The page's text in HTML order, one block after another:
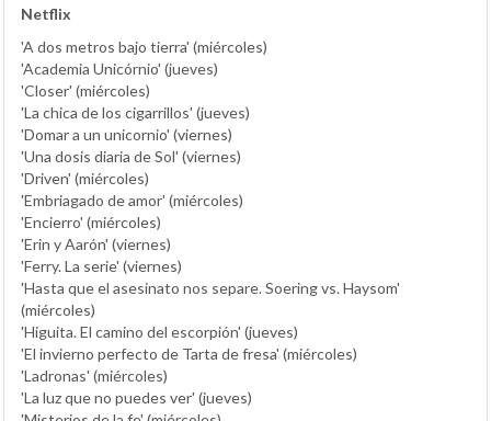
Netflix
'A dos metros bajo tierra' (miércoles)
'Academia Unicórnio' (jueves)
'Closer' (miércoles)
'La chica de los cigarrillos' (jueves)
'Domar a un unicornio' (viernes)
'Una dosis diaria de Sol' (viernes)
'Driven' (miércoles)
'Embriagado de amor' (miércoles)
'Encierro' (miércoles)
'Erin y Aarón' (viernes)
'Ferry. La serie' (viernes)
'Hasta que el asesinato nos separe. Soering vs. Haysom'
(miércoles)
'Higuita. El camino del escorpión' (jueves)
'El invierno perfecto de Tarta de fresa' (miércoles)
'Ladronas' (miércoles)
'La luz que no puedes ver' (jueves)